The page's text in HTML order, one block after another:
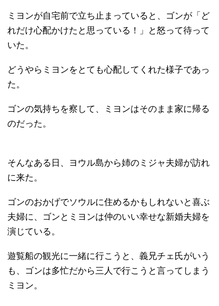
ミヨンが自宅前で立ち止まっていると、ゴンが「ど
れだけ心配かけたと思っている！」と怒って待って
いた。
どうやらミヨンをとても心配してくれた様子であっ
た。
ゴンの気持ちを察して、ミヨンはそのまま家に帰る
のだった。
そんなある日、ヨウル島から姉のミジャ夫婦が訪れ
に来た。
ゴンのおかげでソウルに住めるかもしれないと喜ぶ
夫婦に、ゴンとミヨンは仲のいい幸せな新婚夫婦を
演じている。
遊覧船の観光に一緒に行こうと、義兄チェ氏がいう
も、ゴンは多忙だから三人で行こうと言ってしまう
ミヨン。